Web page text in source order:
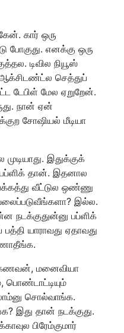
கார் ஒரு
போகுது. எனக்கு ஒரு
டிவில நியூஸ்
ஆக்சிடண்ட்ல செத்துப்
டேபிள் மேல ஏறுறேன்.
நான் ஏன்
சோஷியல் மீடியா
இதுக்குக்
தான். இதனால
வீட்டுல ஒண்ணு
இல்ல.
நடக்குதுன்னு பப்ளிக்
யாராவது ஏதாவது
கணவன், மனைவியா
பொண்டாட்டியும்
சொல்வாங்க.
இது தான் நடக்குது.
பிரேம்குமார்